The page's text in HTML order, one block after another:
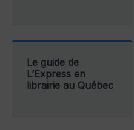
Le guide de
L’Express en
librairie au Québec